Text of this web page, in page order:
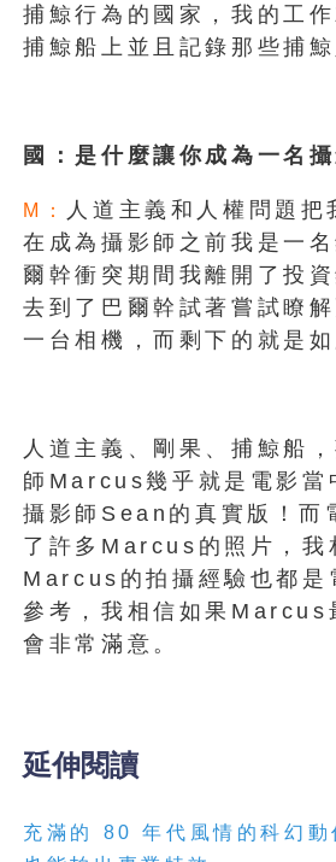
捕鯨行為的國家，我的工
捕鯨船上並且記錄那些捕鯨
國：是什麼讓你成為一名攝
M：
人道主義和人權問題把
在成為攝影師之前我是一
爾幹衝突期間我離開了投
去到了巴爾幹試著嘗試瞭
一台相機，而剩下的就是如
人道主義、剛果、捕鯨船
師Marcus幾乎就是電影當
攝影師Sean的真實版！而
了許多Marcus的照片，我
Marcus的拍攝經驗也都是
參考，我相信如果Marcus
會非常滿意。
延伸閱讀
充滿的 80 年代風情的科幻動